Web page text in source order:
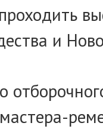
и